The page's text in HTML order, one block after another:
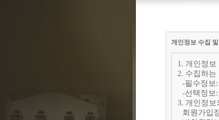
개인정보 수집
1. 개인정보
2. 수집하
-필수정보
-선택정보
3. 개인정보
회원가입